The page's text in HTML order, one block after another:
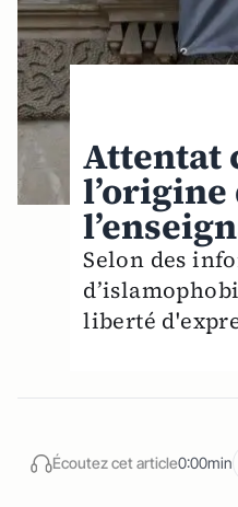
Attentat
Selon des
liberté
Écoutez cet article0:00min